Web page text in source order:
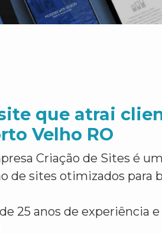
que atrai
Velho RO
Criação de Sites é
de sites otimizados para
25 anos de experiência